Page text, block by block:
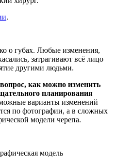
.
о губах. Любые изменения,
затрагивают всё лицо
другими людьми.
как можно изменить
планирования
варианты изменений
по фотографии, а в сложных
модели черепа.